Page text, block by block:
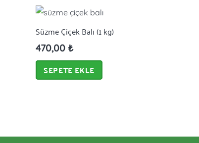
Süzme Çiçek Balı (1 kg)
470,00 ₺
SEPETE EKLE